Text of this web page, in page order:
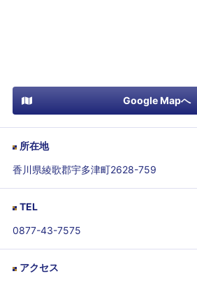
Google Mapへ
所在地
香川県綾歌郡宇多津町2628-759
TEL
0877-43-7575
アクセス